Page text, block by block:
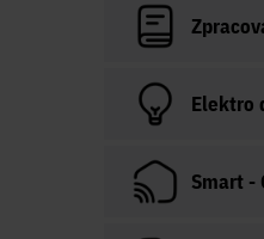
Elektro
Smart -